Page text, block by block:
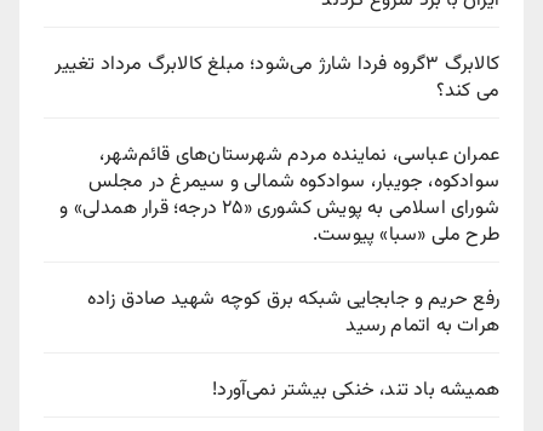
کالابرگ ۳گروه فردا شارژ می‌شود؛ مبلغ کالابرگ مرداد تغییر
می کند؟
عمران عباسی، نماینده مردم شهرستان‌های قائم‌شهر،
سوادكوه، جویبار، سوادكوه شمالی و سیمرغ در مجلس
شورای اسلامی به پویش كشوری «۲۵ درجه؛ قرار همدلی» و
طرح ملی «سبا» پیوست.
رفع حریم و جابجایی شبکه برق کوچه شهید صادق زاده
هرات به اتمام رسید
همیشه باد تند، خنکی بیشتر نمی‌آورد!